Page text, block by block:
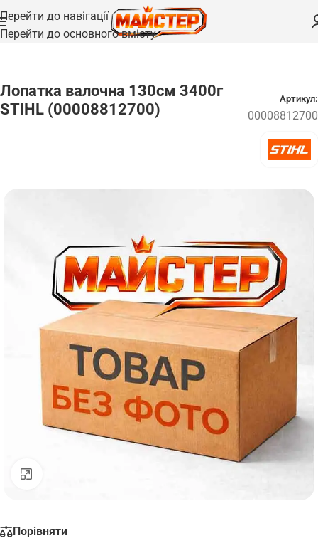
Перейти до навігації
Перейти до основного вмісту
Головна /Ручний інструмент та приладдя/Спец-інструмент
Лопатка валочна 130см 3400г
STIHL (00008812700)
Артикул:
00008812700
Порівняти